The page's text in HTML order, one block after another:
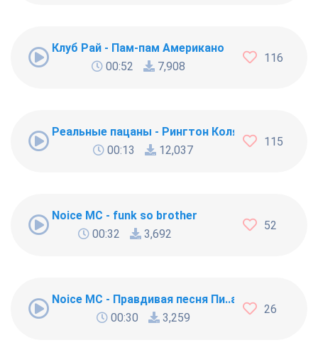
Клуб Рай - Пам-пам Американо
00:52
7,908
116
Реальные пацаны - Рингтон Коляна
00:13
12,037
115
Noice MC - funk so brother
00:32
3,692
52
Noice MC - Правдивая песня Пи..абола
00:30
3,259
26